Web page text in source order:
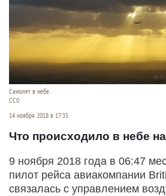
Самолет в небе.
СС0
14 ноября 2018 в 17:35
Что происходило в небе
9 ноября 2018 года в 06:47
пилот рейса авиакомпании
связалась с управлением